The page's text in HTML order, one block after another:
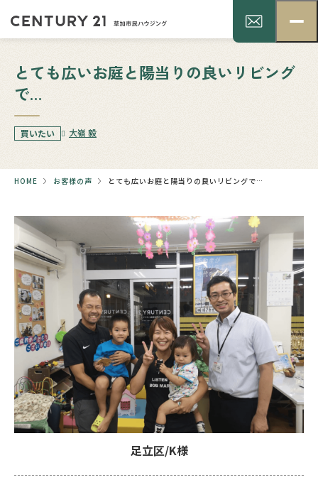
とても広いお庭と陽当りの良いリビング
で…
買いたい 大嶺 毅
HOME お客様の声 とても広いお庭と陽当りの良いリビングで…
足立区/K様